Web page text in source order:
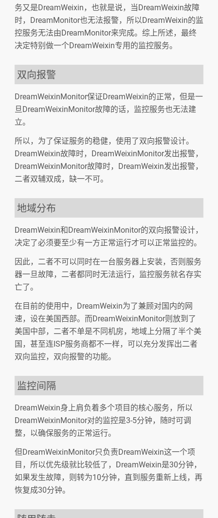
务又是DreamWeixin，也就是说，当DreamWeixin故障
时，DreamMonitor也无法报警，所以DreamWeixin的监
控服务无法由DreamMonitor来完成。综上所述，最终
决定特别做一个DreamWeixin专用的监控服务。
双向报警
DreamWeixinMonitor保证DreamWeixin的正常，但是一
旦DreamWeixinMonitor故障的话，监控服务也无法建
立。
所以，为了保证服务的稳健，使用了双向报警设计。
DreamWeixin故障时，DreamWeixinMonitor发出报警，
DreamWeixinMonitor故障时，DreamWeixin发出报警，
二者双辅双成，缺一不可。
地域分布
DreamWeixin和DreamWeixinMonitor的双向报警设计，
决定了必须要至少有一方正常运行才可以正常监控的。
因此，二者不可以同时在一台服务器上安装，否则服务
器一旦故障，二者都同时无法运行，监控服务就名存实
亡了。
在目前的使用中，DreamWeixin为了兼顾对国内的网
速，设在美国西部。而DreamWeixinMonitor则放到了
美国中部，二者不单是不同机房，地域上分隔了半个美
国，甚至连ISP服务商都不一样，可以充分发挥出二者
双向监控，双向报警的功能。
监控间隔
DreamWeixin身上肩负着多个项目的核心服务，所以
DreamWeixinMonitor对的监控是3-5分钟，随时可调
整，以确保服务的正常运行。
但DreamWeixinMonitor只负责DreamWeixin这一个项
目，所以优先级就比较低了，DreamWeixin是30分钟，
如果发生故障，则转为10分钟，直到服务重新上线，再
恢复成30分钟。